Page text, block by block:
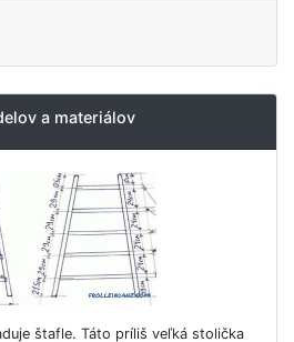
a materiálov
štafle. Táto príliš veľká stolička